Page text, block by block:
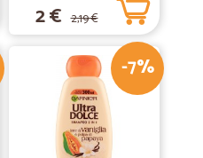
2 € 2,19 €
-7%